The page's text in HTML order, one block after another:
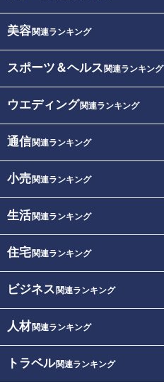
美容関連ランキング
スポーツ＆ヘルス 関連ランキング
ウエディング関連ランキング
通信関連ランキング
小売関連ランキング
生活関連ランキング
住宅関連ランキング
ビジネス 関連ランキング
人材関連ランキング
トラベル関連ランキング